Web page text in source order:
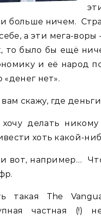
и больше ничем.
а эти мега-
то было бы ещё
и её народ
«денег нет».
скажу, где
делать
хоть какой-
вот, например…
такая The
частная (!)